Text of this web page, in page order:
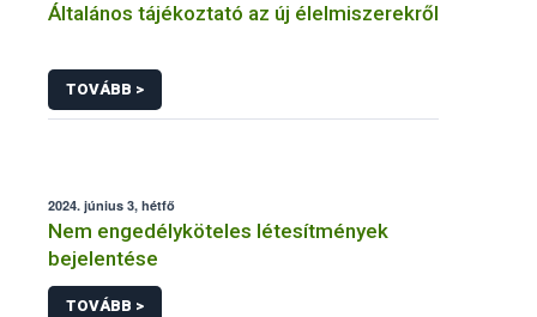
Általános tájékoztató az új élelmiszerekről
TOVÁBB >
2024. június 3, hétfő
Nem engedélyköteles létesítmények
bejelentése
TOVÁBB >